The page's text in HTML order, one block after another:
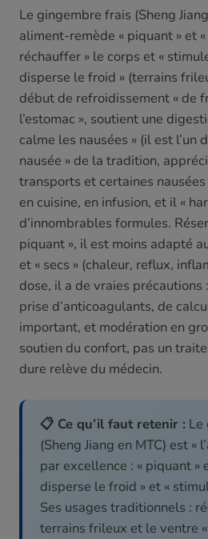
Le gingembre frais (Sheng
aliment-remède « piquant » et
réchauffer » le corps et «
disperse le froid » (terrains
début de refroidissement « de
l’estomac », soutient une
calme les nausées » (il est l’un
nausée » de la tradition,
transports et certaines
en cuisine, en infusion, et il «
d’innombrables formules.
piquant », il est moins adapté
et « secs » (chaleur, reflux,
dose, il a de vraies précautions
prise d’anticoagulants, de
important, et modération en
soutien du confort, pas un
dure relève du médecin.
📋 Ce qu’il faut retenir : Le
(Sheng Jiang en MTC) est «
par excellence : « piquant »
disperse le froid » et «
Ses usages traditionnels :
terrains frileux et le ventre